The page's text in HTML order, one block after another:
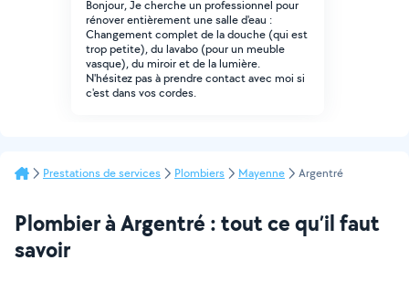
Bonjour, Je cherche un professionnel pour
rénover entièrement une salle d'eau :
Changement complet de la douche (qui est
trop petite), du lavabo (pour un meuble
vasque), du miroir et de la lumière.
N'hésitez pas à prendre contact avec moi si
c'est dans vos cordes.
Prestations de services Plombiers Mayenne Argentré
Plombier à Argentré : tout ce qu’il faut
savoir